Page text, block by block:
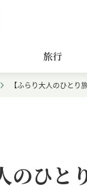
旅行
【ふらり大人のひとり
のひ